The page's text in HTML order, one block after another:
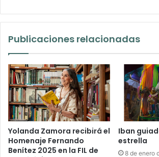
Publicaciones relacionadas
Yolanda Zamora recibirá el
Homenaje Fernando
Benítez 2025 en la FIL de
Iban
estrella
8 de enero